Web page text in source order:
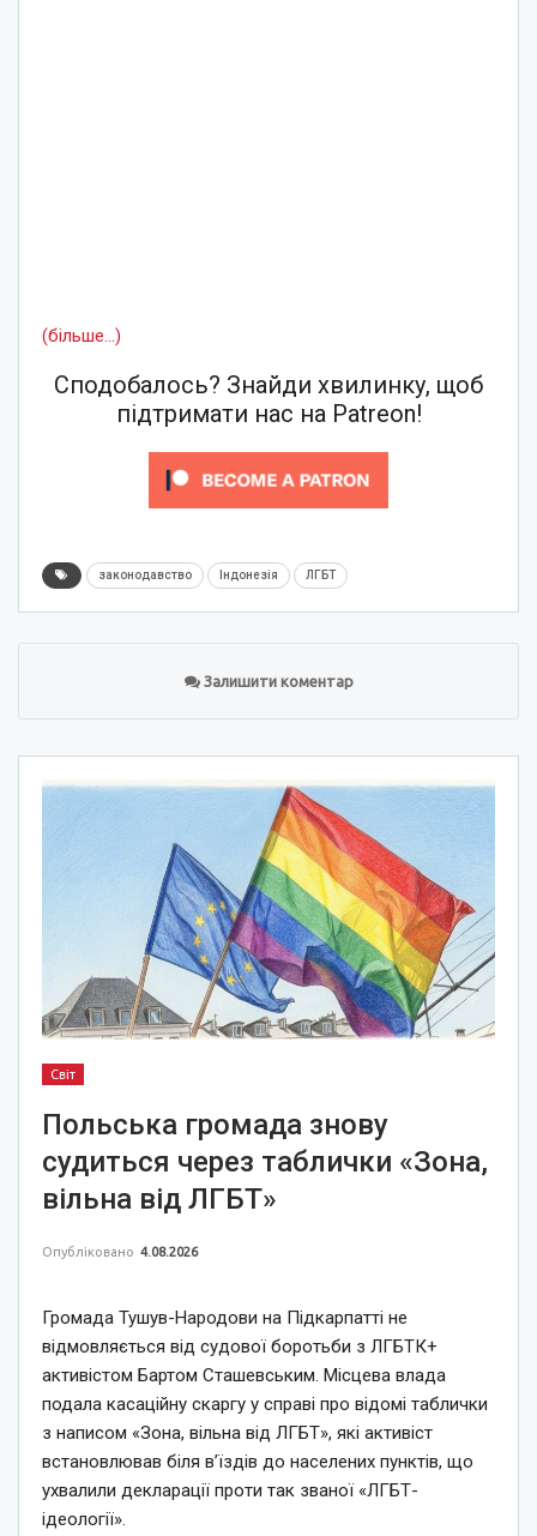
(більше…)
Сподобалось? Знайди хвилинку, щоб
підтримати нас на Patreon!
законодавство Індонезія ЛГБТ
Залишити коментар
Світ
Польська громада знову
судиться через таблички «Зона,
вільна від ЛГБТ»
Опубліковано 4.08.2026
Громада Тушув-Народови на Підкарпатті не
відмовляється від судової боротьби з ЛГБТК+
активістом Бартом Сташевським. Місцева влада
подала касаційну скаргу у справі про відомі таблички
з написом «Зона, вільна від ЛГБТ», які активіст
встановлював біля в’їздів до населених пунктів, що
ухвалили декларації проти так званої «ЛГБТ-
ідеології».